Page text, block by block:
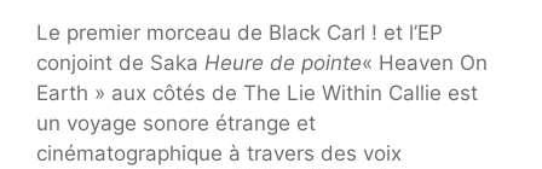
Le premier morceau de Black Carl ! et l’EP
conjoint de Saka Heure de pointe« Heaven On
Earth » aux côtés de The Lie Within Callie est
un voyage sonore étrange et
cinématographique à travers des voix